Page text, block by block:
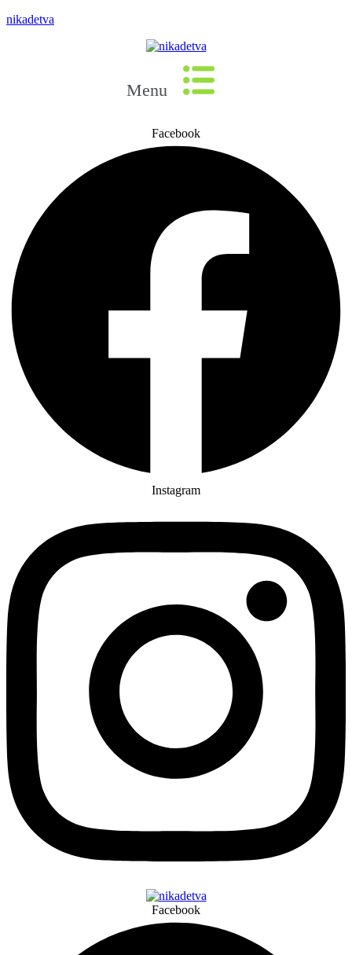
nikadetva
Menu
Facebook
Instagram
Facebook